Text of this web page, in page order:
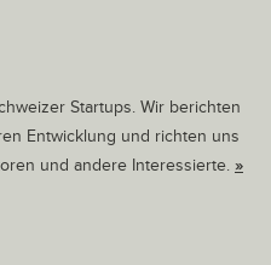
Startups. Wir berichten
Entwicklung und richten uns
und andere Interessierte. »